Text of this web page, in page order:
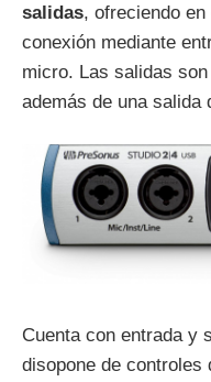
salidas, ofreciendo
conexión mediante
micro. Las salidas
además de una salida
Cuenta con entrada y
disopone de controles